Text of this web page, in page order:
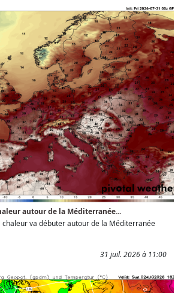
autour de la Méditerranée...
chaleur va débuter autour de la Méditerranée
31 juil. 2026 à 11:00